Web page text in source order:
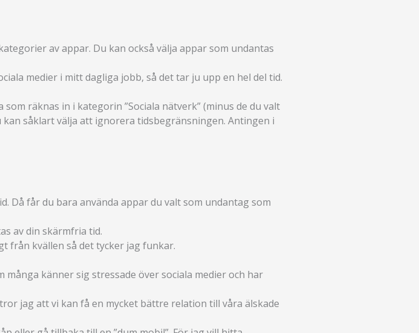
av appar. Du kan också välja appar som undantas
medier i mitt dagliga jobb, så det tar ju upp en hel del tid.
räknas in i kategorin ”Sociala nätverk” (minus de du valt
såklart välja att ignorera tidsbegränsningen. Antingen i
Då får du bara använda appar du valt som undantag som
av din skärmfria tid.
från kvällen så det tycker jag funkar.
känner sig stressade över sociala medier och har
jag att vi kan få en mycket bättre relation till våra älskade